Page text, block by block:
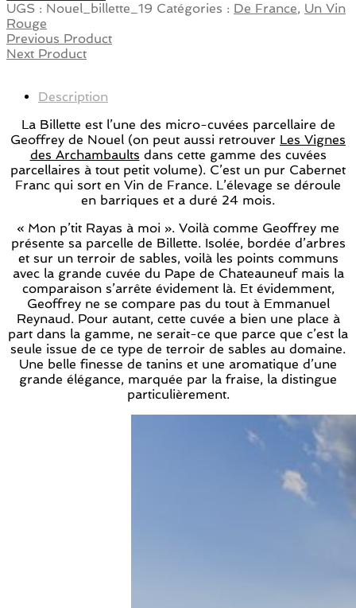
UGS : Nouel_billette_19 Catégories : De France, Un Vin
Rouge
Previous Product
Next Product
Description
La Billette est l’une des micro-cuvées parcellaire de
Geoffrey de Nouel (on peut aussi retrouver Les Vignes
des Archambaults dans cette gamme des cuvées
parcellaires à tout petit volume). C’est un pur Cabernet
Franc qui sort en Vin de France. L’élevage se déroule
en barriques et a duré 24 mois.
« Mon p’tit Rayas à moi ». Voilà comme Geoffrey me
présente sa parcelle de Billette. Isolée, bordée d’arbres
et sur un terroir de sables, voilà les points communs
avec la grande cuvée du Pape de Chateauneuf mais la
comparaison s’arrête évidement là. Et évidemment,
Geoffrey ne se compare pas du tout à Emmanuel
Reynaud. Pour autant, cette cuvée a bien une place à
part dans la gamme, ne serait-ce que parce que c’est la
seule issue de ce type de terroir de sables au domaine.
Une belle finesse de tanins et une aromatique d’une
grande élégance, marquée par la fraise, la distingue
particulièrement.